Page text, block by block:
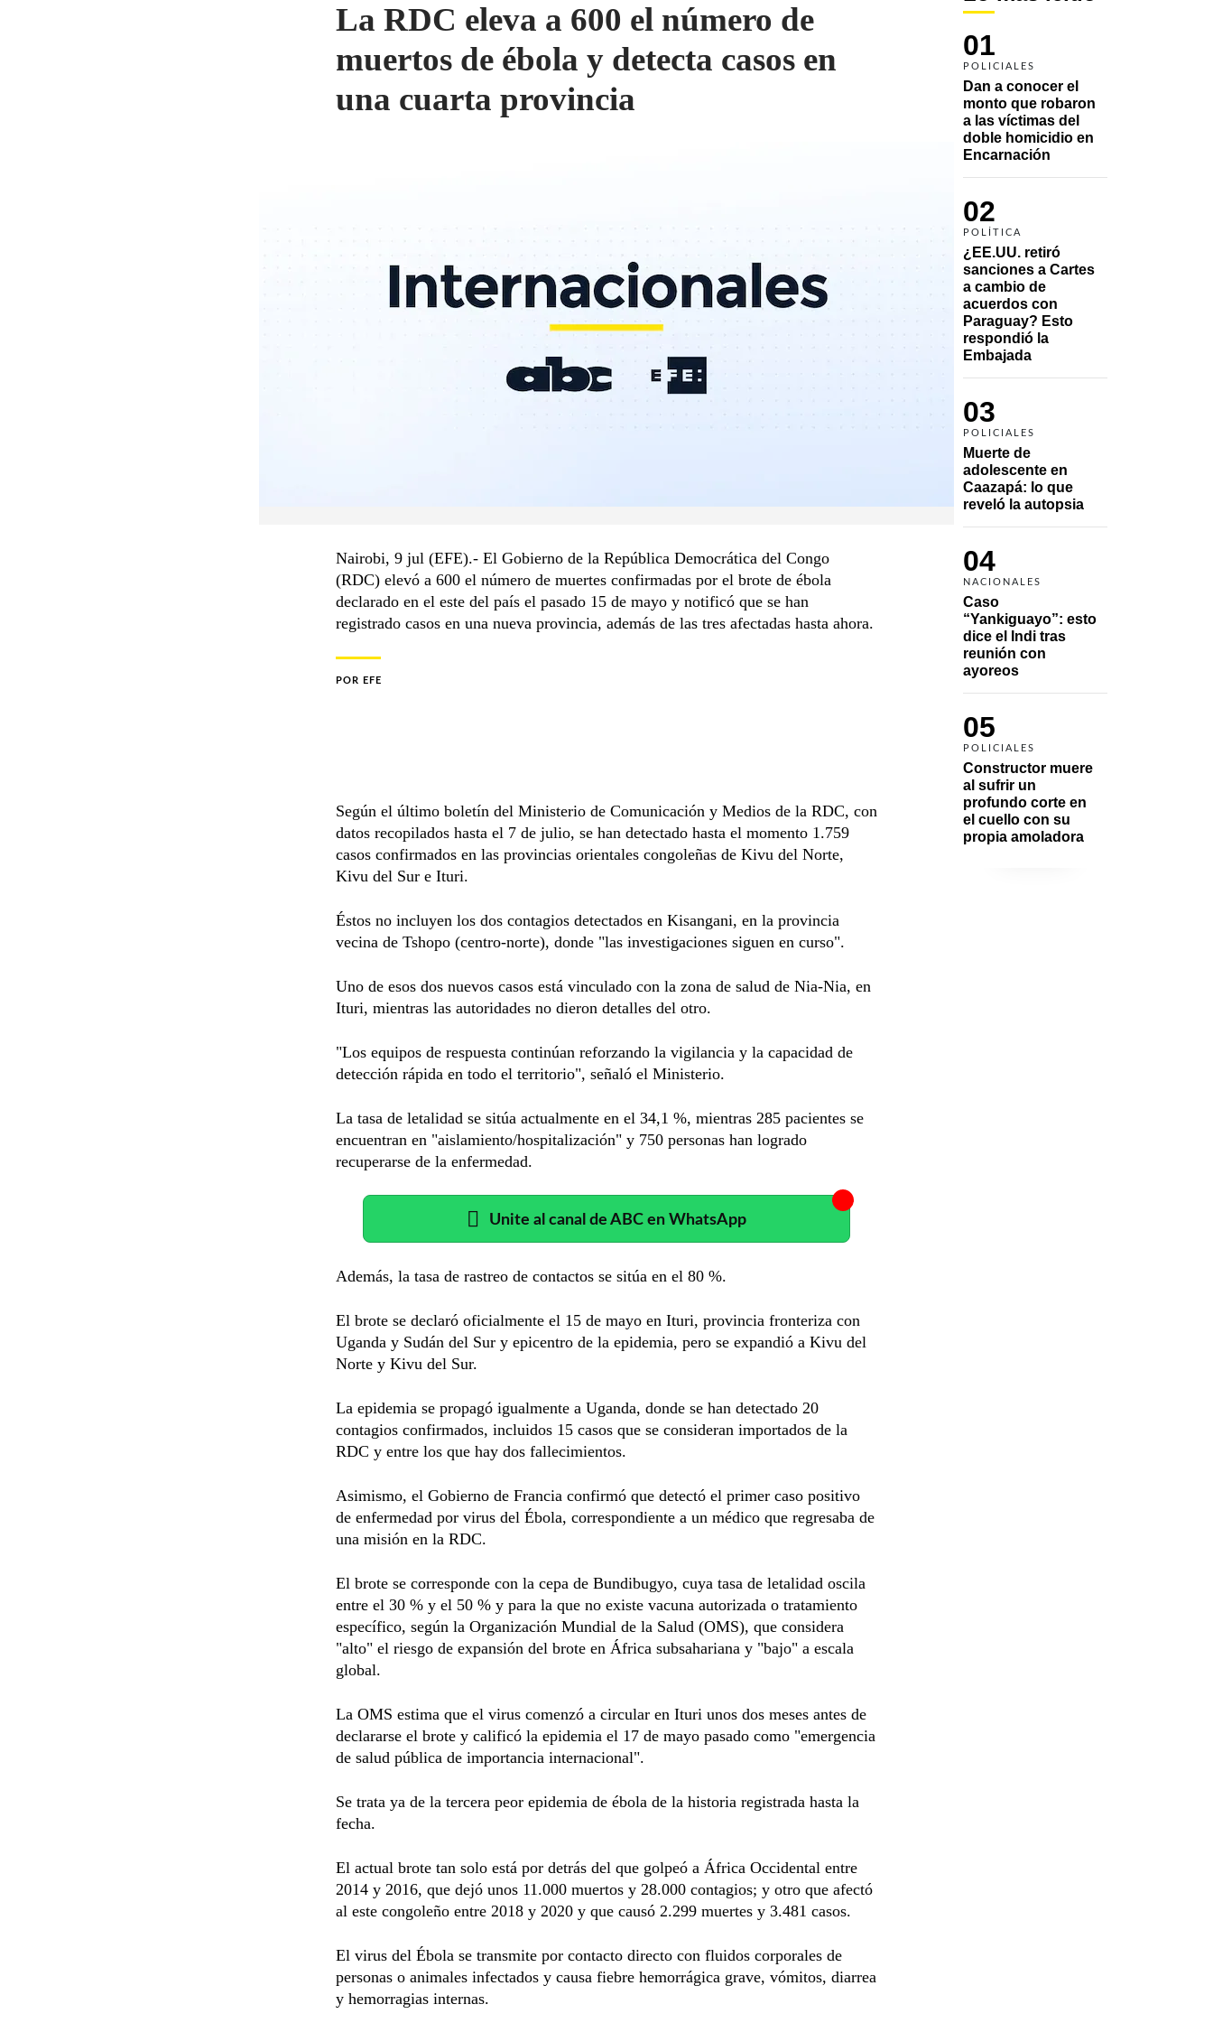
01
POLICIALES
Dan a conocer el
monto que robaron
a las víctimas del
doble homicidio en
Encarnación
02
POLÍTICA
¿EE.UU. retiró
sanciones a Cartes
a cambio de
acuerdos con
Paraguay? Esto
respondió la
Embajada
03
POLICIALES
Muerte de
adolescente en
Caazapá: lo que
reveló la autopsia
04
NACIONALES
Caso
“Yankiguayo”: esto
dice el Indi tras
reunión con
ayoreos
05
POLICIALES
Constructor muere
al sufrir un
profundo corte en
el cuello con su
propia amoladora
La RDC eleva a 600 el número de
muertos de ébola y detecta casos en
una cuarta provincia
Nairobi, 9 jul (EFE).- El Gobierno de la República Democrática del Congo
(RDC) elevó a 600 el número de muertes confirmadas por el brote de ébola
declarado en el este del país el pasado 15 de mayo y notificó que se han
registrado casos en una nueva provincia, además de las tres afectadas hasta ahora.
POR EFE
Según el último boletín del Ministerio de Comunicación y Medios de la RDC, con
datos recopilados hasta el 7 de julio, se han detectado hasta el momento 1.759
casos confirmados en las provincias orientales congoleñas de Kivu del Norte,
Kivu del Sur e Ituri.
Éstos no incluyen los dos contagios detectados en Kisangani, en la provincia
vecina de Tshopo (centro-norte), donde "las investigaciones siguen en curso".
Uno de esos dos nuevos casos está vinculado con la zona de salud de Nia-Nia, en
Ituri, mientras las autoridades no dieron detalles del otro.
"Los equipos de respuesta continúan reforzando la vigilancia y la capacidad de
detección rápida en todo el territorio", señaló el Ministerio.
La tasa de letalidad se sitúa actualmente en el 34,1 %, mientras 285 pacientes se
encuentran en "aislamiento/hospitalización" y 750 personas han logrado
recuperarse de la enfermedad.
Unite al canal de ABC en WhatsApp
Además, la tasa de rastreo de contactos se sitúa en el 80 %.
El brote se declaró oficialmente el 15 de mayo en Ituri, provincia fronteriza con
Uganda y Sudán del Sur y epicentro de la epidemia, pero se expandió a Kivu del
Norte y Kivu del Sur.
La epidemia se propagó igualmente a Uganda, donde se han detectado 20
contagios confirmados, incluidos 15 casos que se consideran importados de la
RDC y entre los que hay dos fallecimientos.
Asimismo, el Gobierno de Francia confirmó que detectó el primer caso positivo
de enfermedad por virus del Ébola, correspondiente a un médico que regresaba de
una misión en la RDC.
El brote se corresponde con la cepa de Bundibugyo, cuya tasa de letalidad oscila
entre el 30 % y el 50 % y para la que no existe vacuna autorizada o tratamiento
específico, según la Organización Mundial de la Salud (OMS), que considera
"alto" el riesgo de expansión del brote en África subsahariana y "bajo" a escala
global.
La OMS estima que el virus comenzó a circular en Ituri unos dos meses antes de
declararse el brote y calificó la epidemia el 17 de mayo pasado como "emergencia
de salud pública de importancia internacional".
Se trata ya de la tercera peor epidemia de ébola de la historia registrada hasta la
fecha.
El actual brote tan solo está por detrás del que golpeó a África Occidental entre
2014 y 2016, que dejó unos 11.000 muertos y 28.000 contagios; y otro que afectó
al este congoleño entre 2018 y 2020 y que causó 2.299 muertes y 3.481 casos.
El virus del Ébola se transmite por contacto directo con fluidos corporales de
personas o animales infectados y causa fiebre hemorrágica grave, vómitos, diarrea
y hemorragias internas.